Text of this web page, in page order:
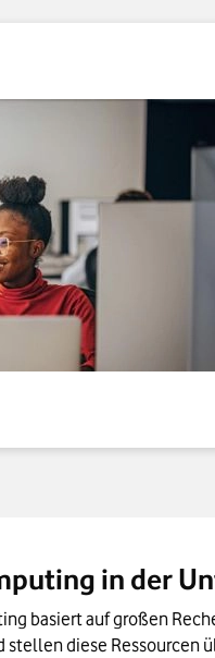
in der
basiert auf großen
stellen diese